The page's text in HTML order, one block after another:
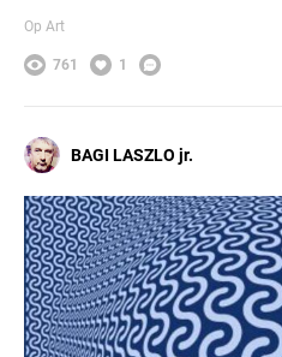
Op Art
761 1
BAGI LASZLO jr.